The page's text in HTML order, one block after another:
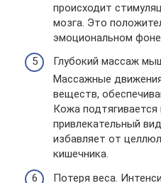
происходит
мозга. Это
эмоциональном
Глубокий массаж
Массажные
веществ,
Кожа
привлекательный
избавляет от
кишечника.
Потеря веса.